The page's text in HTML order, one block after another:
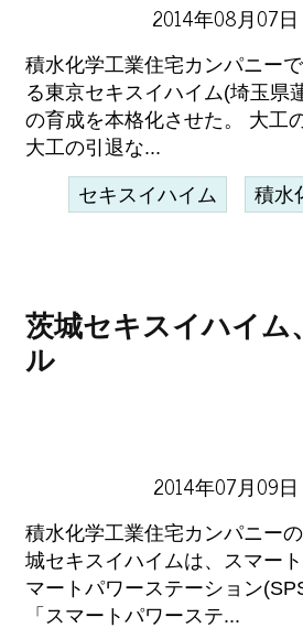
2014年08月07日
積水化学工業住宅カンパニー
る東京セキスイハイム(埼玉県
の育成を本格化させた。 大工
大工の引退な...
セキスイハイム 積水
茨城セキスイハイム
ル
2014年07月09日
積水化学工業住宅カンパニー
城セキスイハイムは、スマー
マートパワーステーション
「スマートパワーステ...